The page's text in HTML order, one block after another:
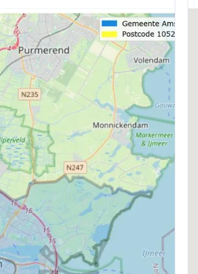
Bestaande bouw
WARM WATER
Cv-ketel
VVE INGESCHREVEN KVK
Ja
VVE ONDERHOUDSPLAN